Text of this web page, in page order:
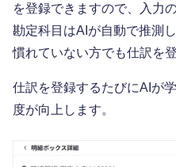
を登録できますので、入力
勘定科目はAIが自動で推測
慣れていない方でも仕訳を
仕訳を登録するたびにAIが
度が向上します。